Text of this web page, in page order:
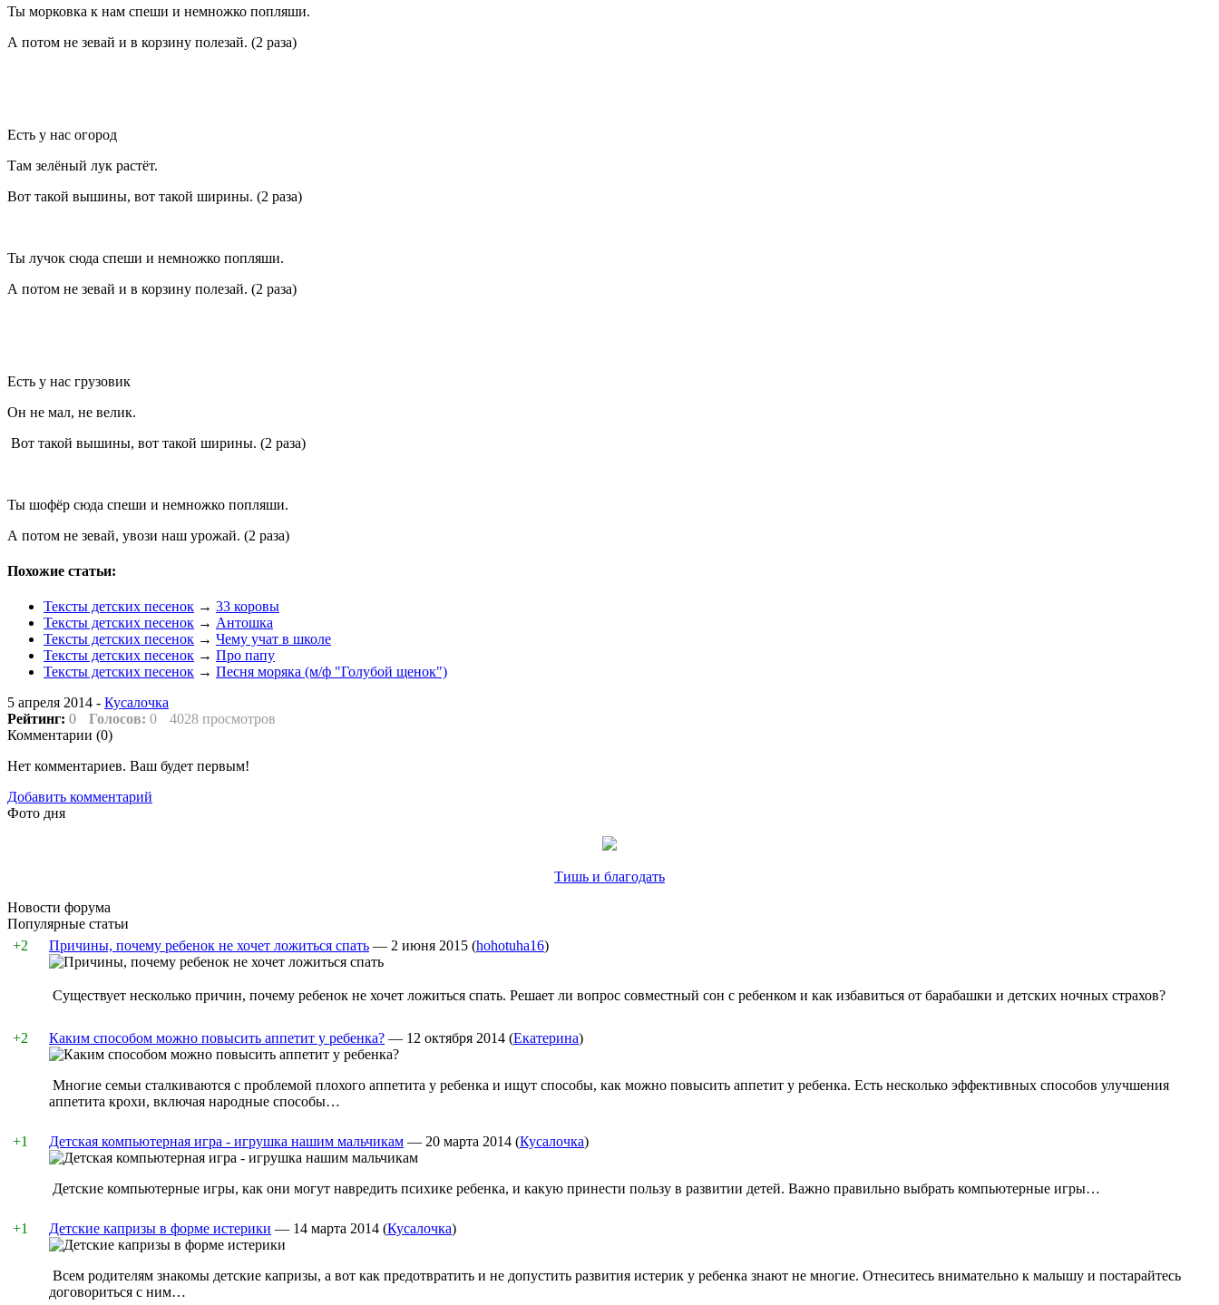
Ты морковка к нам спеши и немножко попляши.
А потом не зевай и в корзину полезай. (2 раза)
Есть у нас огород
Там зелёный лук растёт.
Вот такой вышины, вот такой ширины. (2 раза)
Ты лучок сюда спеши и немножко попляши.
А потом не зевай и в корзину полезай. (2 раза)
Есть у нас грузовик
Он не мал, не велик.
Вот такой вышины, вот такой ширины. (2 раза)
Ты шофёр сюда спеши и немножко попляши.
А потом не зевай, увози наш урожай. (2 раза)
Похожие статьи:
Тексты детских песенок → 33 коровы
Тексты детских песенок → Антошка
Тексты детских песенок → Чему учат в школе
Тексты детских песенок → Про папу
Тексты детских песенок → Песня моряка (м/ф "Голубой щенок")
5 апреля 2014 - Кусалочка
Рейтинг: 0 Голосов: 0
4028 просмотров
Комментарии (0)
Нет комментариев. Ваш будет первым!
Добавить комментарий
Фото дня
Тишь и благодать
Новости форума
Популярные статьи
+2
Причины, почему ребенок не хочет ложиться спать — 2 июня 2015 (hohotuha16)
Существует несколько причин, почему ребенок не хочет ложиться спать. Решает ли вопрос совместный сон с ребенком и как избавиться от барабашки и детских ночных страхов?
+2 Каким способом можно повысить аппетит у ребенка? — 12 октября 2014 (Екатерина)
Многие семьи сталкиваются с проблемой плохого аппетита у ребенка и ищут способы, как можно повысить аппетит у ребенка. Есть несколько эффективных способов улучшения
аппетита крохи, включая народные способы…
+1 Детская компьютерная игра - игрушка нашим мальчикам — 20 марта 2014 (Кусалочка)
Детские компьютерные игры, как они могут навредить психике ребенка, и какую принести пользу в развитии детей. Важно правильно выбрать компьютерные игры…
+1 Детские капризы в форме истерики — 14 марта 2014 (Кусалочка)
Всем родителям знакомы детские капризы, а вот как предотвратить и не допустить развития истерик у ребенка знают не многие. Отнеситесь внимательно к малышу и постарайтесь
договориться с ним…